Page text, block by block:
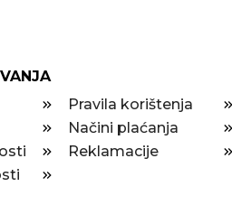
Pravila korištenja
Načini plaćanja
Reklamacije